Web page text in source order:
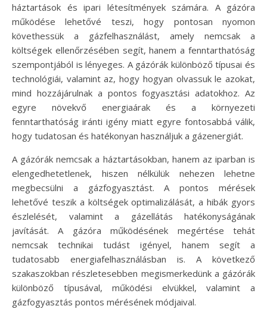
háztartások és ipari létesítmények számára. A gázóra
működése lehetővé teszi, hogy pontosan nyomon
követhessük a gázfelhasználást, amely nemcsak a
költségek ellenőrzésében segít, hanem a fenntarthatóság
szempontjából is lényeges. A gázórák különböző típusai és
technológiái, valamint az, hogy hogyan olvassuk le azokat,
mind hozzájárulnak a pontos fogyasztási adatokhoz. Az
egyre növekvő energiaárak és a környezeti
fenntarthatóság iránti igény miatt egyre fontosabbá válik,
hogy tudatosan és hatékonyan használjuk a gázenergiát.
A gázórák nemcsak a háztartásokban, hanem az iparban is
elengedhetetlenek, hiszen nélkülük nehezen lehetne
megbecsülni a gázfogyasztást. A pontos mérések
lehetővé teszik a költségek optimalizálását, a hibák gyors
észlelését, valamint a gázellátás hatékonyságának
javítását. A gázóra működésének megértése tehát
nemcsak technikai tudást igényel, hanem segít a
tudatosabb energiafelhasználásban is. A következő
szakaszokban részletesebben megismerkedünk a gázórák
különböző típusával, működési elvükkel, valamint a
gázfogyasztás pontos mérésének módjaival.